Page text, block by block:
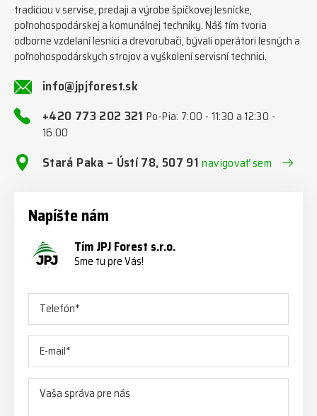
tradíciou v servise, predaji a výrobe špičkovej lesnícke,
poľnohospodárskej a komunálnej techniky. Náš tím tvoria
odborne vzdelaní lesníci a drevorubači, bývalí operátori lesných a
poľnohospodárskych strojov a vyškolení servisní technici.
info@jpjforest.sk
+420 773 202 321Po-Pia: 7:00 - 11:30 a 12:30 -
16:00
Stará Paka – Ústí 78, 507 91navigovať sem
Napíšte nám
Tím JPJ Forest s.r.o.
Sme tu pre Vás!